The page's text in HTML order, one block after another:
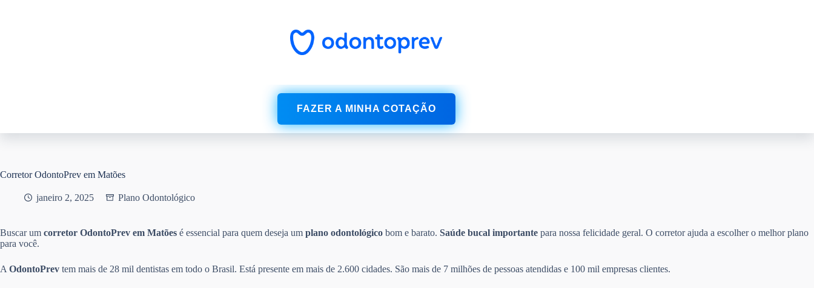
FAZER A MINHA COTAÇÃO
Corretor OdontoPrev em Matões
janeiro 2, 2025 Plano Odontológico
Buscar um corretor OdontoPrev em Matões é essencial para quem deseja um plano odontológico bom e barato. Saúde bucal importante para nossa felicidade geral. O corretor ajuda a escolher o melhor plano
para você.
A OdontoPrev tem mais de 28 mil dentistas em todo o Brasil. Está presente em mais de 2.600 cidades. São mais de 7 milhões de pessoas atendidas e 100 mil empresas clientes.